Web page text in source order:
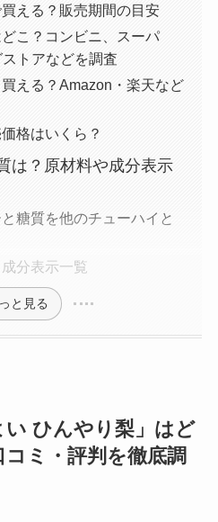
える？販売期間の目安
こ？コンビニ、スーパ
トアなどを調査
える？Amazon・楽天など
格はいくら？
は？原材料や成分表示
糖質を他のチューハイと
分表示一覧
と見る
い ひんやり梨」はど
コミ・評判を徹底調